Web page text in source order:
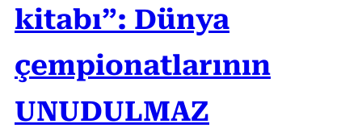
kitabı”: Dünya
çempionatlarının
UNUDULMAZ